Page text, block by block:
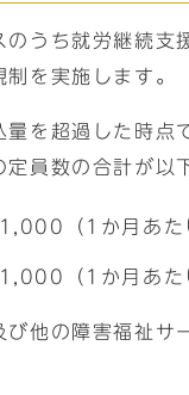
のうち就労継続支
を実施します。
量を超過した時点
定員数の合計が以
（1か月あた
（1か月あた
他の障害福祉サ